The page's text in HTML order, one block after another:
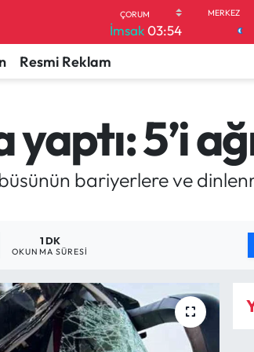
İmsak03:54
Resmi Reklam
5’i
bariyerlere ve
1 DK
OKUNMA SÜRESI